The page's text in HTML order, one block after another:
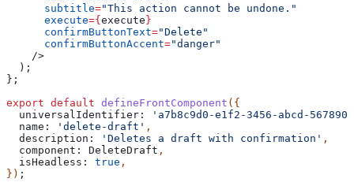
      subtitle
="This action cannot be undone."
      execute
={ execute }
      confirmButtonText
="Delete"
      confirmButtonAccent
="danger"
    />
  );
};
export default defineFrontComponent ({
  universalIdentifier:
'a7b8c9d0-e1f2-3456-abcd-
  name:
'delete-draft' ,
  description:
'Deletes a draft with confirmation' ,
  component:
DeleteDraft ,
  isHeadless:
true ,
}) ;